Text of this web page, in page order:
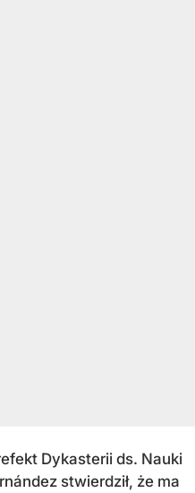
Dykasterii ds. Nauki
stwierdził, że ma